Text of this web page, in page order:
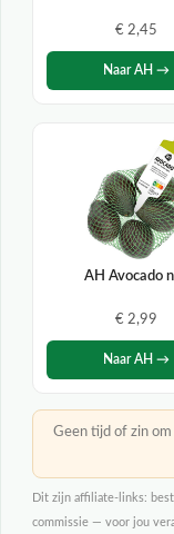
€ 2,45
Naar AH →
AH Avocado
€ 2,99
Naar AH →
Geen tijd of zin
Dit zijn affiliate-links:
commissie — voor jou